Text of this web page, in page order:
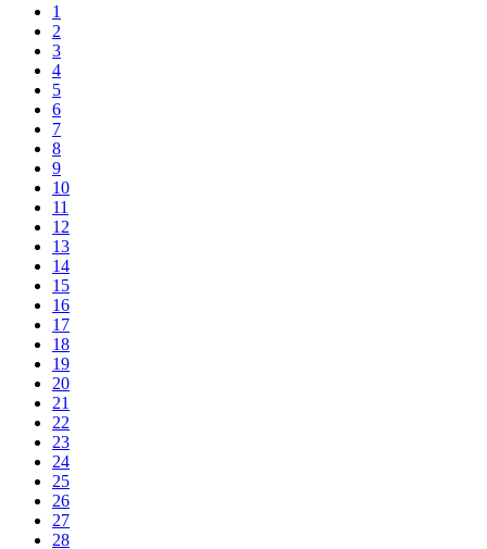
1
2
3
4
5
6
7
8
9
10
11
12
13
14
15
16
17
18
19
20
21
22
23
24
25
26
27
28